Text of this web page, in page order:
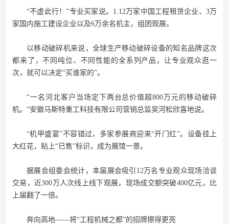
“不虚此行！”专业买家说。1.12万家中国工程租赁企业、3万
家国内施工建设企业以及6万余名机主，组团观展。
以移动破碎机来说，全球生产移动破碎设备的知名品牌这次
都来了，不同吨位、不同性能的全系列产品，让专业观众逛一
次，就可以决定“买谁家的”。
“一名河北客户当场定下两台总价值超800万元的移动破碎
机。”安徽马斯特重工科技有限公司营销总监吴河松欣喜地说。
“机甲盛宴”不容错过，多家参展商迎来“开门红”。设备挂上
大红花，贴上“已售”标识，成为展馆一景。
据展会组委会统计，本届展会吸引12万名专业观众现场洽谈
交易，近300万人次线上线下观展，现场成交额突破400亿元，比
上届翻了一倍。
奔向高地——将“工程机械之都”的招牌擦得更亮